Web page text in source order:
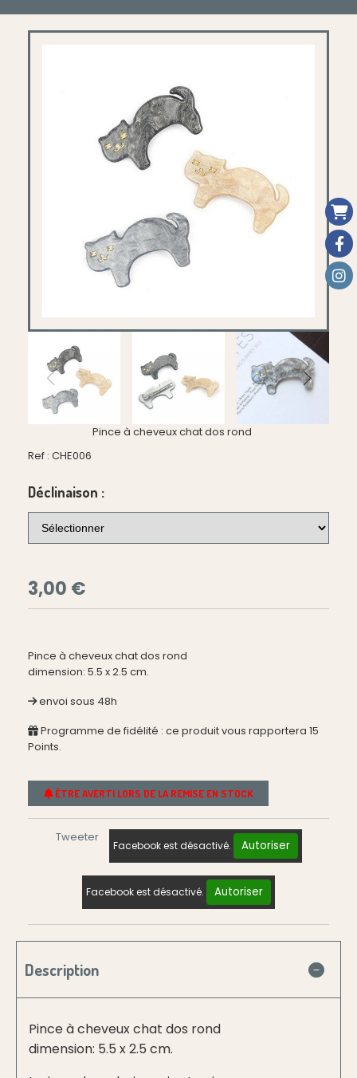
Pince à cheveux chat dos rond
Ref : CHE006
Déclinaison :
3,00 €
Pince à cheveux chat dos rond
dimension: 5.5 x 2.5 cm.
envoi sous 48h
Programme de fidélité : ce produit vous rapportera 15
Points.
ÊTRE AVERTI LORS DE LA REMISE EN STOCK
Tweeter
Facebook est désactivé. Autoriser
Facebook est désactivé. Autoriser
Description
Pince à cheveux chat dos rond
dimension: 5.5 x 2.5 cm.